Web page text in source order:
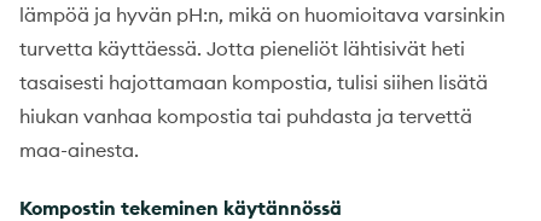
lämpöä ja hyvän pH:n, mikä on huomioitava varsinkin
turvetta käyttäessä. Jotta pieneliöt lähtisivät heti
tasaisesti hajottamaan kompostia, tulisi siihen lisätä
hiukan vanhaa kompostia tai puhdasta ja tervettä
maa-ainesta.
Kompostin tekeminen käytännössä